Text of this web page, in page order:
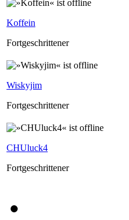
Koffein
Fortgeschrittener
Wiskyjim
Fortgeschrittener
CHUluck4
Fortgeschrittener